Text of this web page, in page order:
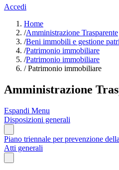
Accedi
Home
/Amministrazione Trasparente
/Beni immobili e gestione
/Patrimonio immobiliare
/Patrimonio immobiliare
/Patrimonio immobiliare
Amministrazione
Espandi Menu
Disposizioni generali
Piano triennale per prevenzione
Atti generali